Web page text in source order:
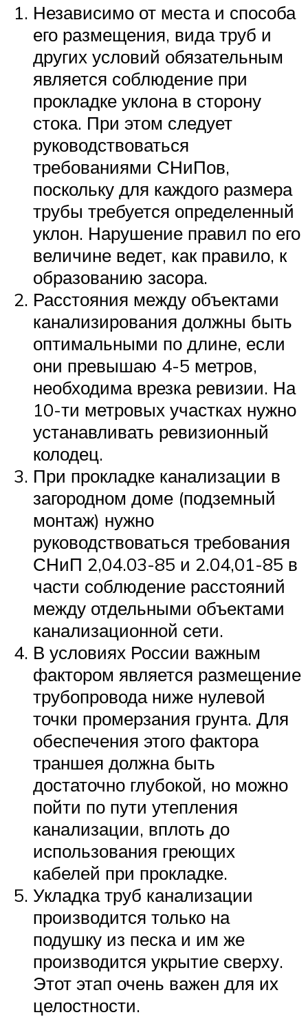
Независимо от места и способа
его размещения, вида труб и
других условий обязательным
является соблюдение при
прокладке уклона в сторону
стока. При этом следует
руководствоваться
требованиями СНиПов,
поскольку для каждого размера
трубы требуется определенный
уклон. Нарушение правил по его
величине ведет, как правило, к
образованию засора.
Расстояния между объектами
канализирования должны быть
оптимальными по длине, если
они превышаю 4-5 метров,
необходима врезка ревизии. На
10-ти метровых участках нужно
устанавливать ревизионный
колодец.
При прокладке канализации в
загородном доме (подземный
монтаж) нужно
руководствоваться требования
СНиП 2,04.03-85 и 2.04,01-85 в
части соблюдение расстояний
между отдельными объектами
канализационной сети.
В условиях России важным
фактором является размещение
трубопровода ниже нулевой
точки промерзания грунта. Для
обеспечения этого фактора
траншея должна быть
достаточно глубокой, но можно
пойти по пути утепления
канализации, вплоть до
использования греющих
кабелей при прокладке.
Укладка труб канализации
производится только на
подушку из песка и им же
производится укрытие сверху.
Этот этап очень важен для их
целостности.